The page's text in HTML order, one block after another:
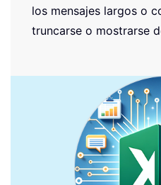
los mensajes largos o
truncarse o mostrarse